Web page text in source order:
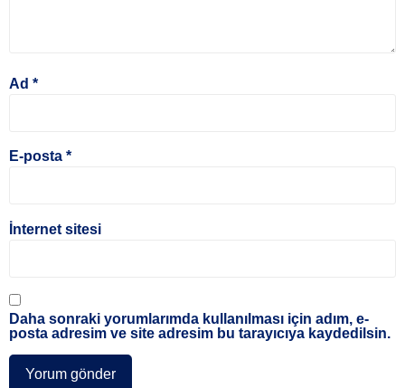
Ad *
E-posta *
İnternet sitesi
Daha sonraki yorumlarımda kullanılması için adım, e-
posta adresim ve site adresim bu tarayıcıya kaydedilsin.